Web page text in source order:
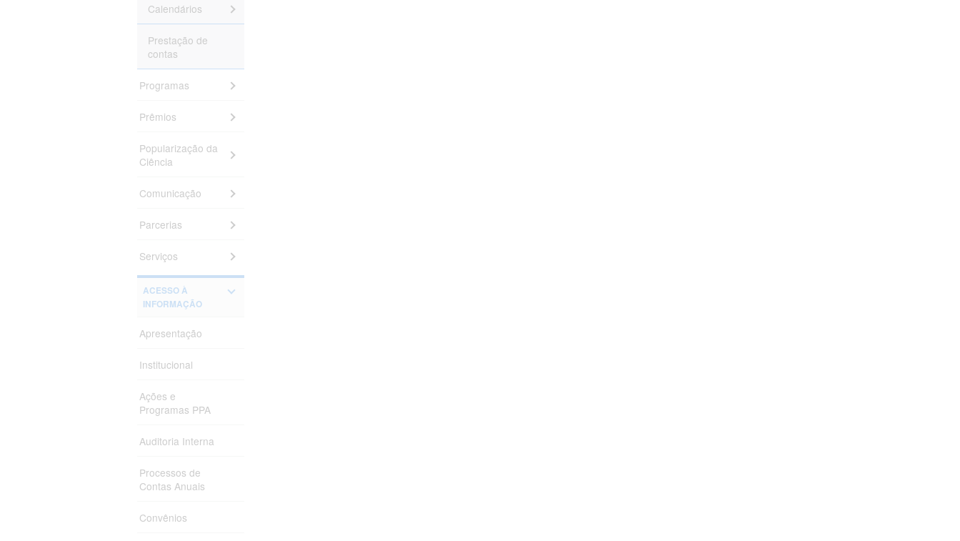
Calendários
Prestação de
contas
Programas
Prêmios
Popularização da
Ciência
Comunicação
Parcerias
Serviços
ACESSO À
INFORMAÇÃO
Apresentação
Institucional
Ações e
Programas PPA
Auditoria Interna
Processos de
Contas Anuais
Convênios